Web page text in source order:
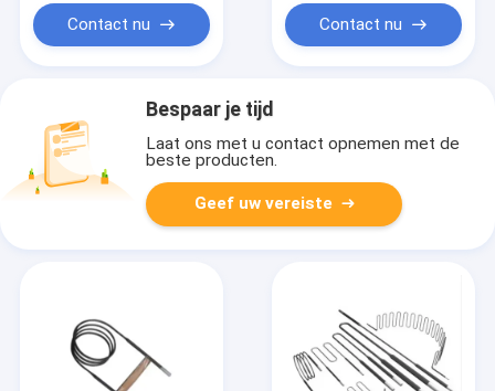
Contact nu Contact nu
Bespaar je tijd
Laat ons met u contact opnemen met de
beste producten.
Geef uw vereiste